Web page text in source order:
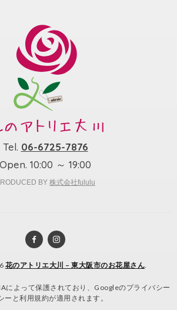
Tel. 06-6725-7876
Open. 10:00 ～ 19:00
BY 株式会社fululu
花のアトリエ大川 – 東大阪市のお花屋さん
によって保護されており、Googleのプライバシー
ー と利用規約が適用されます。